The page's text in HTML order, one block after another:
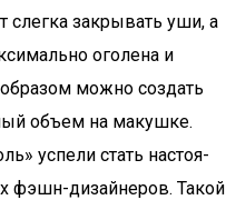
слег­ка закры­вать уши, а
ого­ле­на и
мож­но создать
объ­ем на макушке.
успе­ли стать насто­я­
дизай­не­ров. Такой